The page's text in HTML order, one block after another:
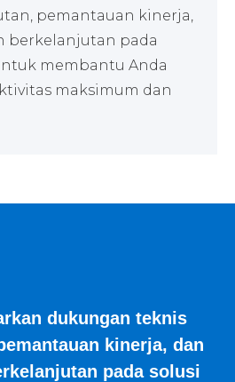
pemantauan kinerja,
berkelanjutan pada
membantu Anda
maksimum dan
dukungan teknis
kinerja, dan
pada solusi